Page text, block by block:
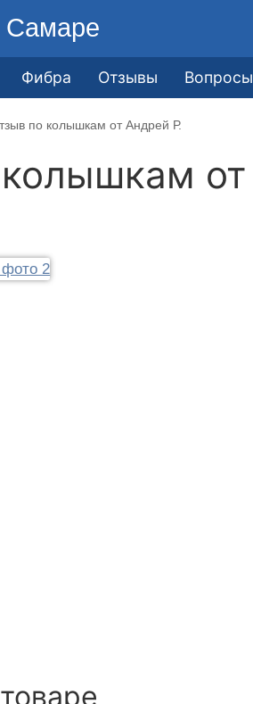
Самаре
Фибра Отзывы Вопросы
по колышкам от Андрей Р.
от